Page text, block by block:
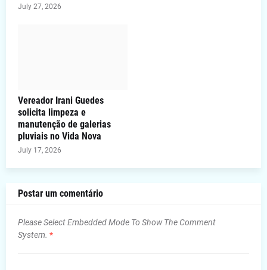
July 27, 2026
Vereador Irani Guedes
solicita limpeza e
manutenção de galerias
pluviais no Vida Nova
July 17, 2026
Postar um comentário
Please Select Embedded Mode To Show The Comment
System. *